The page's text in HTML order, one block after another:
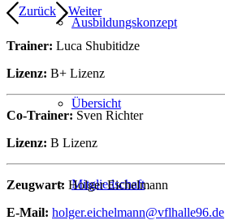
Ausbildungskonzept
Übersicht
Mitgliedschaft
Zurück
Weiter
Trainer: Luca Shubitidze
Lizenz: B+ Lizenz
Co-Trainer: Sven Richter
Lizenz: B Lizenz
Zeugwart: Holger Eichelmann
E-Mail: holger.eichelmann@vflhalle96.de